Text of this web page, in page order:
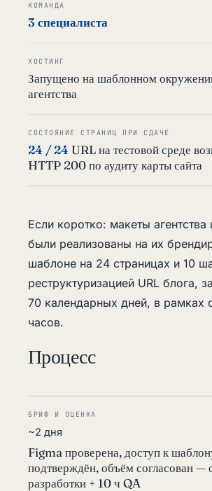
КОМАНДА
3 специалиста
ХОСТИНГ
Запущено на шаблонном
агентства
СОСТОЯНИЕ СТРАНИЦ ПРИ СДАЧЕ
24 / 24 URL на тестовой среде
HTTP 200 по аудиту карты сайта
Если коротко: макеты агентства
были реализованы на их
шаблоне на 24 страницах и 10
реструктуризацией URL блога,
70 календарных дней, в рамках
часов.
Процесс
БРИФ И ОЦЕНКА
~2 дня
Figma проверена, доступ к
подтверждён, объём согласован —
разработки + 10 ч QA